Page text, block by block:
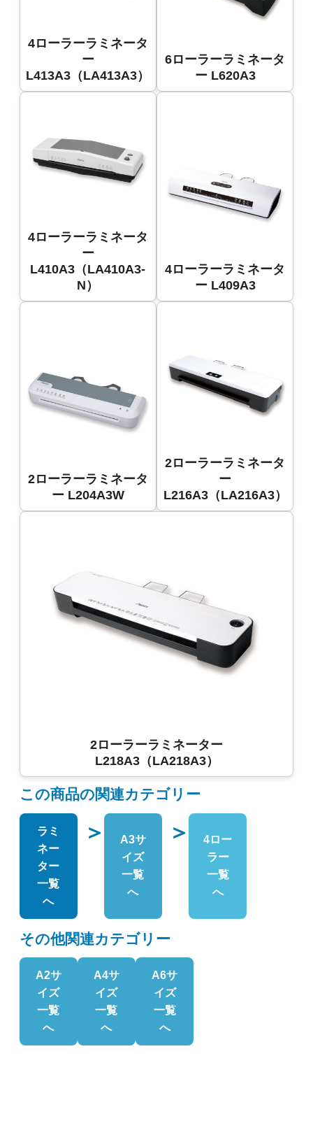
4ローラーラミネータ
ー
L413A3（LA413A3）
6ローラーラミネータ
ー L620A3
4ローラーラミネータ
ー
L410A3（LA410A3-
N）
4ローラーラミネータ
ー L409A3
2ローラーラミネータ
ー L204A3W
2ローラーラミネータ
ー
L216A3（LA216A3）
2ローラーラミネーター
L218A3（LA218A3）
この商品の関連カテゴリー
ラミ
ネー
ター
一覧
へ
＞
A3サ
イズ
一覧
へ
＞
4ロー
ラー
一覧
へ
その他関連カテゴリー
A2サ
イズ
一覧
へ
A4サ
イズ
一覧
へ
A6サ
イズ
一覧
へ